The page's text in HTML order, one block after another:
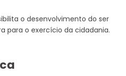
o desenvolvimento do ser
para o exercício da cidadania.